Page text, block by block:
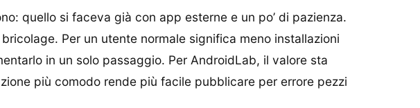
quello si faceva già con app esterne e un po’ di pazienza.
Per un utente normale significa meno installazioni
in un solo passaggio. Per AndroidLab, il valore sta
più comodo rende più facile pubblicare per errore pezzi